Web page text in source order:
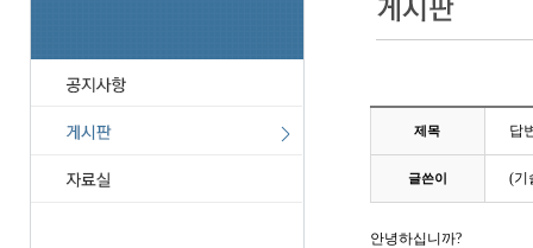
제목 답
글쓴이 (기
안녕하십니까?